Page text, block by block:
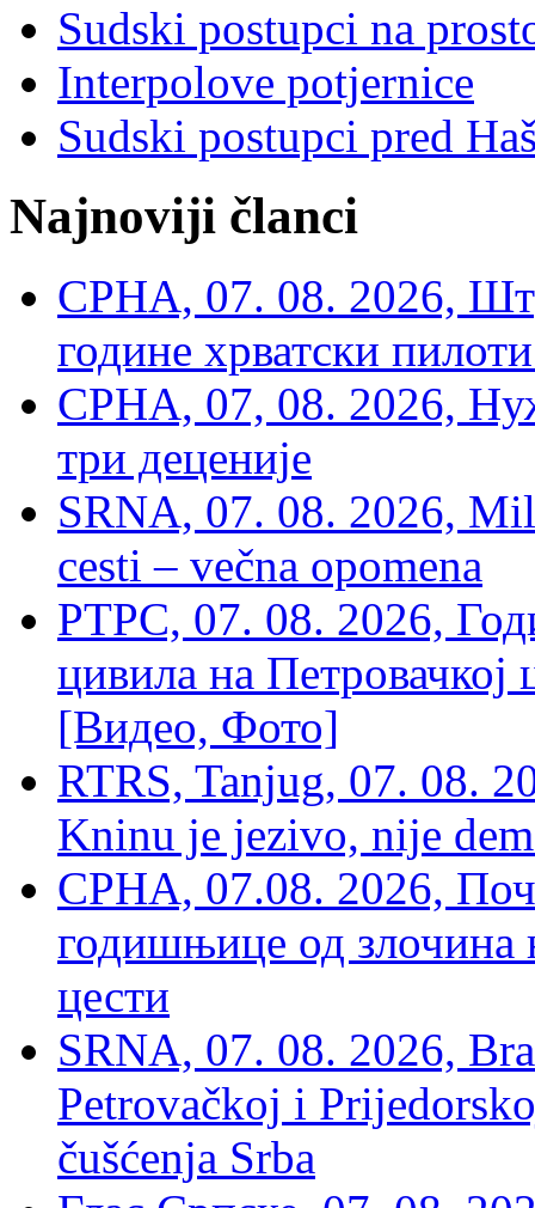
Sudski postupci na
Interpolove potjernice
Sudski postupci pred
Najnoviji članci
СРНА, 07. 08. 2026,
године хрватски
СРНА, 07, 08. 2026,
три деценије
SRNA, 07. 08. 2026,
cesti – večna opomena
РТРС, 07. 08. 2026,
цивила на Петровачкој
[Видео, Фото]
RTRS, Tanjug, 07. 08.
Kninu je jezivo, nije
СРНА, 07.08. 2026,
годишњице од злочина
цести
SRNA, 07. 08. 2026,
Petrovačkoj i
čušćenja Srba